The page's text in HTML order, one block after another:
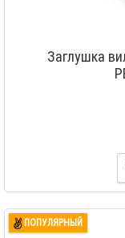
Заглушка
ПОПУЛЯРНЫЙ